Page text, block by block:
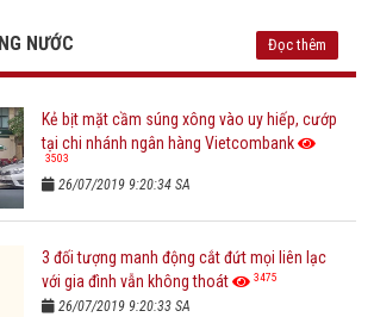
NƯỚC Đọc thêm
Kẻ bịt mặt cầm súng xông vào uy hiếp, cướp
tại chi nhánh ngân hàng Vietcombank
3503
26/07/2019 9:20:34 SA
3 đối tượng manh động cắt đứt mọi liên lạc
với gia đình vẫn không thoát
3475
26/07/2019 9:20:33 SA